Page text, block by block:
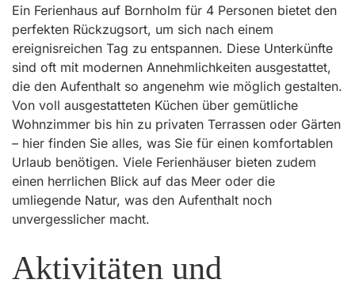
Ein Ferienhaus auf Bornholm für 4 Personen bietet den
perfekten Rückzugsort, um sich nach einem
ereignisreichen Tag zu entspannen. Diese Unterkünfte
sind oft mit modernen Annehmlichkeiten ausgestattet,
die den Aufenthalt so angenehm wie möglich gestalten.
Von voll ausgestatteten Küchen über gemütliche
Wohnzimmer bis hin zu privaten Terrassen oder Gärten
– hier finden Sie alles, was Sie für einen komfortablen
Urlaub benötigen. Viele Ferienhäuser bieten zudem
einen herrlichen Blick auf das Meer oder die
umliegende Natur, was den Aufenthalt noch
unvergesslicher macht.
Aktivitäten und